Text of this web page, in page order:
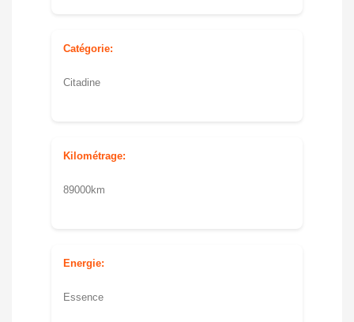
Catégorie:
Citadine
Kilométrage:
89000km
Energie:
Essence